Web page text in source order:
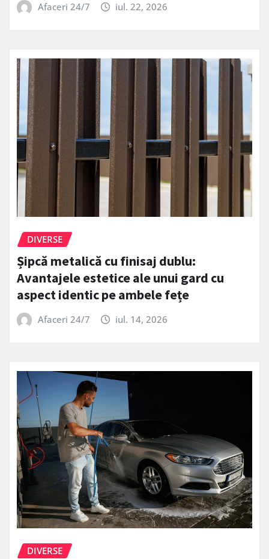
Afaceri 24/7 iul. 22, 2026
DIVERSE
Șipcă metalică cu finisaj dublu:
Avantajele estetice ale unui gard cu
aspect identic pe ambele fețe
Afaceri 24/7 iul. 14, 2026
DIVERSE